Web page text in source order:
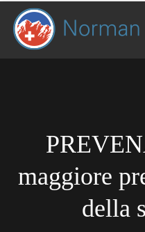
maggiore
della